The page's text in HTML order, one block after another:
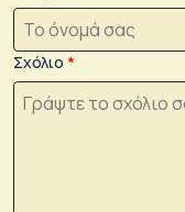
Σχόλιο